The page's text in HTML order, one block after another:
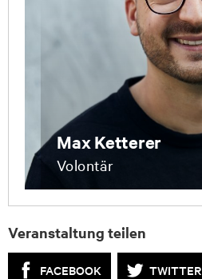
Max Ketterer
Volontär
max.ketterer@zeit.de
Veranstaltung teilen
FACEBOOK TWITTER